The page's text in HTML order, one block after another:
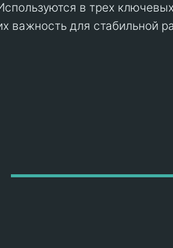
в трех
важность для стабильной